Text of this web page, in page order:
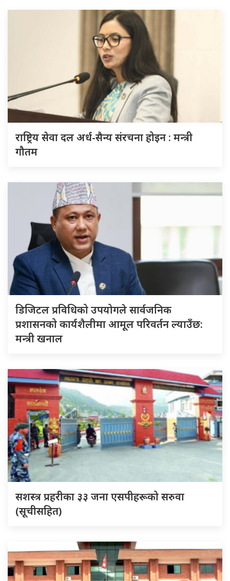
राष्ट्रिय सेवा दल अर्ध-सैन्य संरचना होइन : मन्त्री
गौतम
डिजिटल प्रविधिको उपयोगले सार्वजनिक
प्रशासनको कार्यशैलीमा आमूल परिवर्तन ल्याउँछ:
मन्त्री खनाल
सशस्त्र प्रहरीका ३३ जना एसपीहरूको सरुवा
(सूचीसहित)